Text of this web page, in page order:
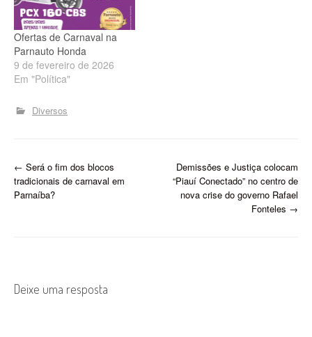
Ofertas de Carnaval na
Parnauto Honda
9 de fevereiro de 2026
Em "Política"
Diversos
P
o
a
← Será o fim dos blocos
tradicionais de carnaval em
Parnaíba?
Demissões e Justiça colocam
“Piauí Conectado” no centro de
nova crise do governo Rafael
Fonteles →
Deixe uma resposta